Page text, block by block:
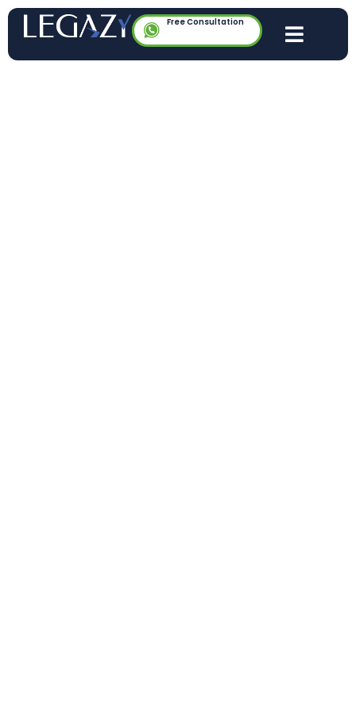
Free Consultation